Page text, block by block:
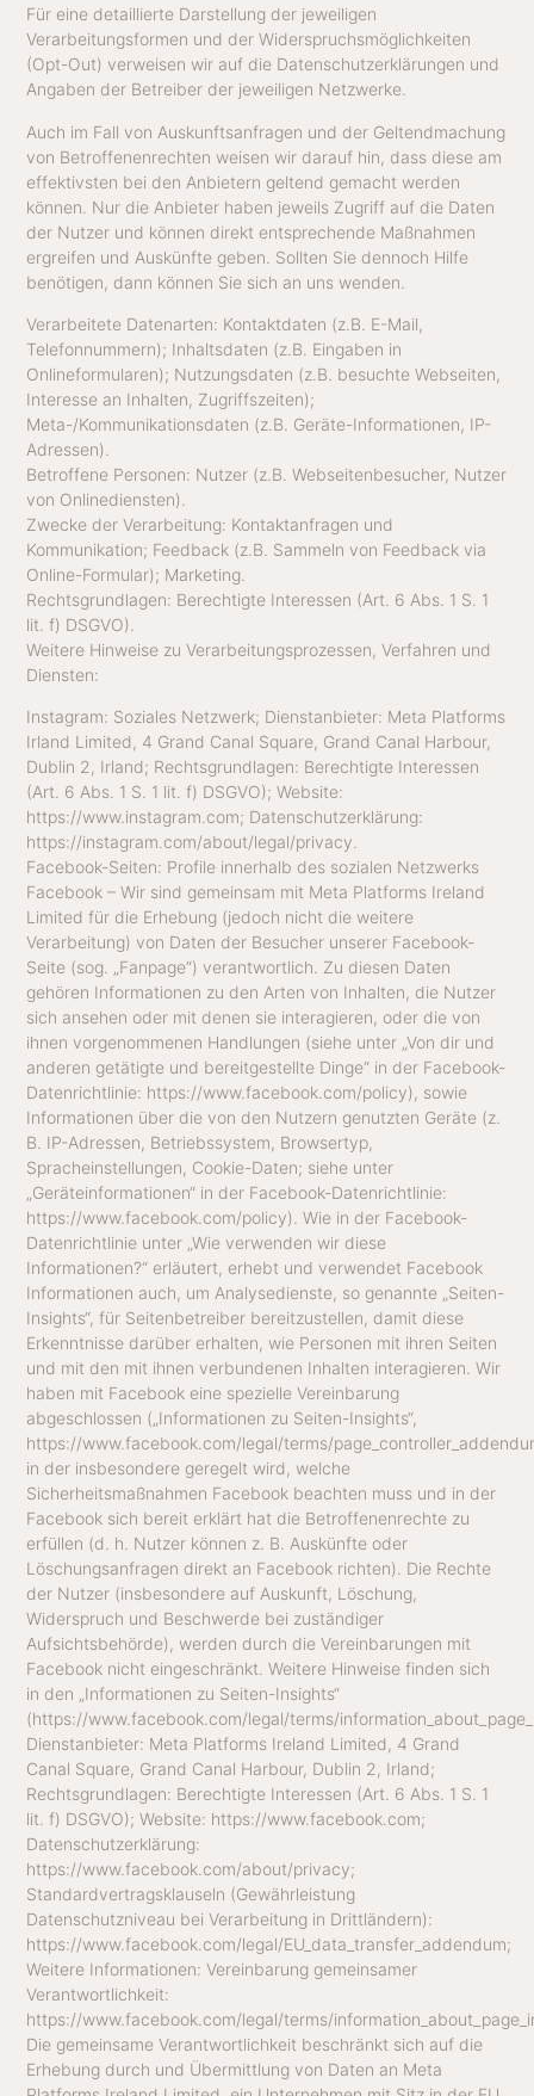
Für eine detaillierte Darstellung der jeweiligen
Verarbeitungsformen und der Widerspruchsmöglichkeiten
(Opt-Out) verweisen wir auf die Datenschutzerklärungen und
Angaben der Betreiber der jeweiligen Netzwerke.
Auch im Fall von Auskunftsanfragen und der Geltendmachung
von Betroffenenrechten weisen wir darauf hin, dass diese am
effektivsten bei den Anbietern geltend gemacht werden
können. Nur die Anbieter haben jeweils Zugriff auf die Daten
der Nutzer und können direkt entsprechende Maßnahmen
ergreifen und Auskünfte geben. Sollten Sie dennoch Hilfe
benötigen, dann können Sie sich an uns wenden.
Verarbeitete Datenarten: Kontaktdaten (z.B. E-Mail,
Telefonnummern); Inhaltsdaten (z.B. Eingaben in
Onlineformularen); Nutzungsdaten (z.B. besuchte Webseiten,
Interesse an Inhalten, Zugriffszeiten);
Meta-/Kommunikationsdaten (z.B. Geräte-Informationen, IP-
Adressen).
Betroffene Personen: Nutzer (z.B. Webseitenbesucher, Nutzer
von Onlinediensten).
Zwecke der Verarbeitung: Kontaktanfragen und
Kommunikation; Feedback (z.B. Sammeln von Feedback via
Online-Formular); Marketing.
Rechtsgrundlagen: Berechtigte Interessen (Art. 6 Abs. 1 S. 1
lit. f) DSGVO).
Weitere Hinweise zu Verarbeitungsprozessen, Verfahren und
Diensten:
Instagram: Soziales Netzwerk; Dienstanbieter: Meta Platforms
Irland Limited, 4 Grand Canal Square, Grand Canal Harbour,
Dublin 2, Irland; Rechtsgrundlagen: Berechtigte Interessen
(Art. 6 Abs. 1 S. 1 lit. f) DSGVO); Website:
https://www.instagram.com; Datenschutzerklärung:
https://instagram.com/about/legal/privacy.
Facebook-Seiten: Profile innerhalb des sozialen Netzwerks
Facebook – Wir sind gemeinsam mit Meta Platforms Ireland
Limited für die Erhebung (jedoch nicht die weitere
Verarbeitung) von Daten der Besucher unserer Facebook-
Seite (sog. „Fanpage“) verantwortlich. Zu diesen Daten
gehören Informationen zu den Arten von Inhalten, die Nutzer
sich ansehen oder mit denen sie interagieren, oder die von
ihnen vorgenommenen Handlungen (siehe unter „Von dir und
anderen getätigte und bereitgestellte Dinge“ in der Facebook-
Datenrichtlinie: https://www.facebook.com/policy), sowie
Informationen über die von den Nutzern genutzten Geräte (z.
B. IP-Adressen, Betriebssystem, Browsertyp,
Spracheinstellungen, Cookie-Daten; siehe unter
„Geräteinformationen“ in der Facebook-Datenrichtlinie:
https://www.facebook.com/policy). Wie in der Facebook-
Datenrichtlinie unter „Wie verwenden wir diese
Informationen?“ erläutert, erhebt und verwendet Facebook
Informationen auch, um Analysedienste, so genannte „Seiten-
Insights“, für Seitenbetreiber bereitzustellen, damit diese
Erkenntnisse darüber erhalten, wie Personen mit ihren Seiten
und mit den mit ihnen verbundenen Inhalten interagieren. Wir
haben mit Facebook eine spezielle Vereinbarung
abgeschlossen („Informationen zu Seiten-Insights“,
https://www.facebook.com/legal/terms/
in der insbesondere geregelt wird, welche
Sicherheitsmaßnahmen Facebook beachten muss und in der
Facebook sich bereit erklärt hat die Betroffenenrechte zu
erfüllen (d. h. Nutzer können z. B. Auskünfte oder
Löschungsanfragen direkt an Facebook richten). Die Rechte
der Nutzer (insbesondere auf Auskunft, Löschung,
Widerspruch und Beschwerde bei zuständiger
Aufsichtsbehörde), werden durch die Vereinbarungen mit
Facebook nicht eingeschränkt. Weitere Hinweise finden sich
in den „Informationen zu Seiten-Insights“
(https://www.facebook.com/legal/terms/
Dienstanbieter: Meta Platforms Ireland Limited, 4 Grand
Canal Square, Grand Canal Harbour, Dublin 2, Irland;
Rechtsgrundlagen: Berechtigte Interessen (Art. 6 Abs. 1 S. 1
lit. f) DSGVO); Website: https://www.facebook.com;
Datenschutzerklärung:
https://www.facebook.com/about/privacy;
Standardvertragsklauseln (Gewährleistung
Datenschutzniveau bei Verarbeitung in Drittländern):
https://www.facebook.com/legal/EU_data_transfer_addendum;
Weitere Informationen: Vereinbarung gemeinsamer
Verantwortlichkeit:
https://www.facebook.com/legal/terms/
Die gemeinsame Verantwortlichkeit beschränkt sich auf die
Erhebung durch und Übermittlung von Daten an Meta